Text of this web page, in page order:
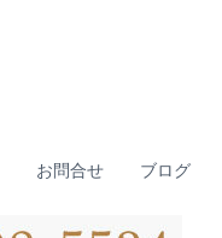
お問合せ ブログ